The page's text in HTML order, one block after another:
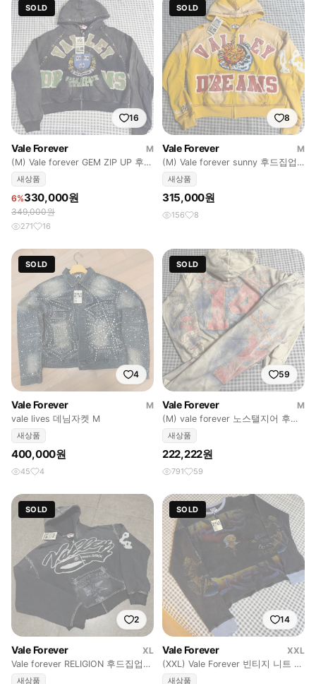
SOLD
16
Vale Forever
M
(M) Vale forever GEM ZIP UP 후드
집업 블랙
새상품
6%330,000원
349,000원
271 16
SOLD
8
Vale Forever
M
(M) Vale forever sunny 후드집업
옐로우
새상품
315,000원
156 8
SOLD
4
Vale Forever
M
vale lives 데님자켓 M
새상품
400,000원
45 4
SOLD
59
Vale Forever
M
(M) vale forever 노스탤지어 후드
집업 셋업
새상품
222,222원
791 59
SOLD
2
Vale Forever
XL
Vale forever RELIGION 후드집업
블랙
새상품
SOLD
14
Vale Forever
XXL
(XXL) Vale Forever 빈티지 니트 긴
팔티
새상품